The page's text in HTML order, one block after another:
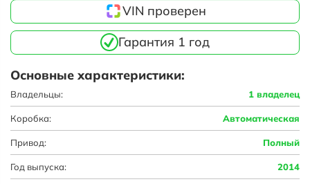
VIN проверен
Гарантия 1 год
Основные характеристики:
Владельцы: 1 владелец
Коробка: Автоматическая
Привод: Полный
Год выпуска: 2014